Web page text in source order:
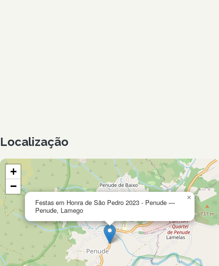
Localização
Festas em Honra de São Pedro 2023 - Penude —
Penude, Lamego
×
+
−